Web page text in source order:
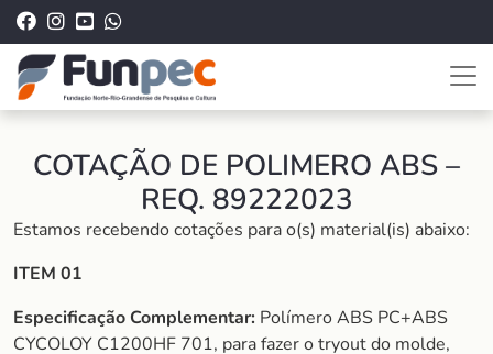
COTAÇÃO DE POLIMERO ABS –
REQ. 89222023
Estamos recebendo cotações para o(s) material(is) abaixo:
ITEM 01
Especificação Complementar: Polímero ABS PC+ABS
CYCOLOY C1200HF 701, para fazer o tryout do molde,